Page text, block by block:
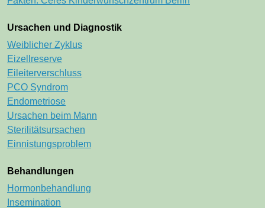
Ursachen und Diagnostik
Navigation überspringen
Weiblicher Zyklus
Eizellreserve
Eileiterverschluss
PCO Syndrom
Endometriose
Ursachen beim Mann
Sterilitätsursachen
Einnistungsproblem
Behandlungen
Navigation überspringen
Hormonbehandlung
Insemination